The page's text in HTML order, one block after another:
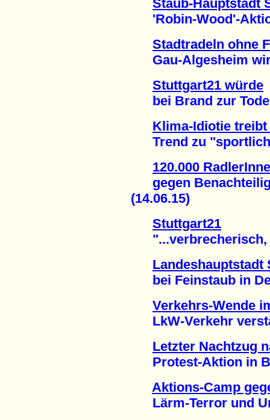
Staub-Hauptstadt
'Robin-Wood'-
Stadtradeln ohne
Gau-Algesheim
Stuttgart21 würde
bei Brand zur
Klima-Idiotie
Trend zu
120.000
gegen
(14.06.15)
Stuttgart21
"...verbrecherisch,
bei Feinstaub in
Verkehrs-Wende
LkW-Verkehr
Letzter Nachtzug
Protest-Aktion in
Aktions-Camp
Lärm-Terror und